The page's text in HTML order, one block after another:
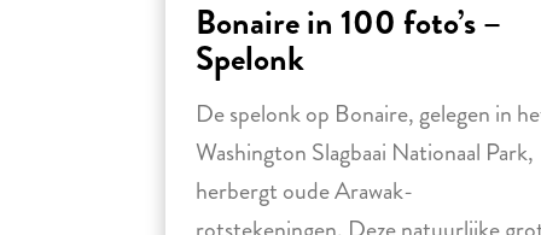
Bonaire in 100 foto’s –
Spelonk
De spelonk op Bonaire, gelegen in
Washington Slagbaai Nationaal Park,
herbergt oude Arawak-